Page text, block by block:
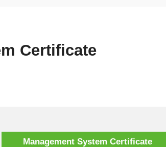
Certificate
Management System Certificate